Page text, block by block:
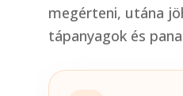
megérteni, utána
tápanyagok és